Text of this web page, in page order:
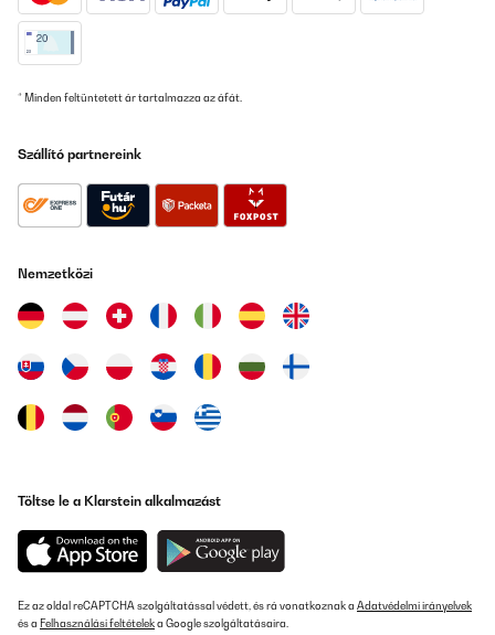
* Minden feltüntetett ár tartalmazza az áfát.
Szállító partnereink
Nemzetközi
Töltse le a Klarstein alkalmazást
Ez az oldal reCAPTCHA szolgáltatással védett, és rá vonatkoznak a Adatvédelmi irányelvek
és a Felhasználási feltételeka Google szolgáltatásaira.